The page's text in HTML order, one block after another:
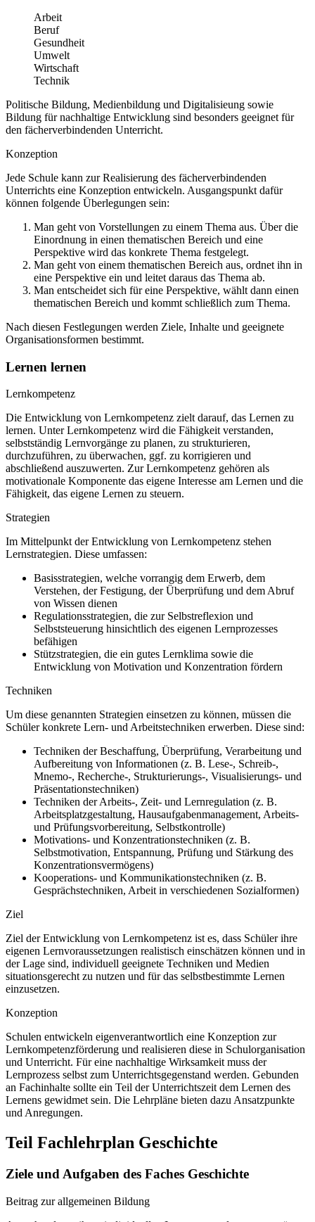
Arbeit
Beruf
Gesundheit
Umwelt
Wirtschaft
Technik
Politische Bildung, Medienbildung und Digitalisieung sowie
Bildung für nachhaltige Entwicklung sind besonders geeignet für
den fächerverbindenden Unterricht.
Konzeption
Jede Schule kann zur Realisierung des fächerverbindenden
Unterrichts eine Konzeption entwickeln. Ausgangspunkt dafür
können folgende Überlegungen sein:
Man geht von Vorstellungen zu einem Thema aus. Über die
Einordnung in einen thematischen Bereich und eine
Perspektive wird das konkrete Thema festgelegt.
Man geht von einem thematischen Bereich aus, ordnet ihn in
eine Perspektive ein und leitet daraus das Thema ab.
Man entscheidet sich für eine Perspektive, wählt dann einen
thematischen Bereich und kommt schließlich zum Thema.
Nach diesen Festlegungen werden Ziele, Inhalte und geeignete
Organisationsformen bestimmt.
Lernen lernen
Lernkompetenz
Die Entwicklung von Lernkompetenz zielt darauf, das Lernen zu
lernen. Unter Lernkompetenz wird die Fähigkeit verstanden,
selbstständig Lernvorgänge zu planen, zu strukturieren,
durchzuführen, zu überwachen, ggf. zu korrigieren und
abschließend auszuwerten. Zur Lernkompetenz gehören als
motivationale Komponente das eigene Interesse am Lernen und die
Fähigkeit, das eigene Lernen zu steuern.
Strategien
Im Mittelpunkt der Entwicklung von Lernkompetenz stehen
Lernstrategien. Diese umfassen:
Basisstrategien, welche vorrangig dem Erwerb, dem
Verstehen, der Festigung, der Überprüfung und dem Abruf
von Wissen dienen
Regulationsstrategien, die zur Selbstreflexion und
Selbststeuerung hinsichtlich des eigenen Lernprozesses
befähigen
Stützstrategien, die ein gutes Lernklima sowie die
Entwicklung von Motivation und Konzentration fördern
Techniken
Um diese genannten Strategien einsetzen zu können, müssen die
Schüler konkrete Lern- und Arbeitstechniken erwerben. Diese sind:
Techniken der Beschaffung, Überprüfung, Verarbeitung und
Aufbereitung von Informationen (z. B. Lese-, Schreib-,
Mnemo-, Recherche-, Strukturierungs-, Visualisierungs- und
Präsentationstechniken)
Techniken der Arbeits-, Zeit- und Lernregulation (z. B.
Arbeitsplatzgestaltung, Hausaufgabenmanagement, Arbeits-
und Prüfungsvorbereitung, Selbstkontrolle)
Motivations- und Konzentrationstechniken (z. B.
Selbstmotivation, Entspannung, Prüfung und Stärkung des
Konzentrationsvermögens)
Kooperations- und Kommunikationstechniken (z. B.
Gesprächstechniken, Arbeit in verschiedenen Sozialformen)
Ziel
Ziel der Entwicklung von Lernkompetenz ist es, dass Schüler ihre
eigenen Lernvoraussetzungen realistisch einschätzen können und in
der Lage sind, individuell geeignete Techniken und Medien
situationsgerecht zu nutzen und für das selbstbestimmte Lernen
einzusetzen.
Konzeption
Schulen entwickeln eigenverantwortlich eine Konzeption zur
Lernkompetenzförderung und realisieren diese in Schulorganisation
und Unterricht. Für eine nachhaltige Wirksamkeit muss der
Lernprozess selbst zum Unterrichtsgegenstand werden. Gebunden
an Fachinhalte sollte ein Teil der Unterrichtszeit dem Lernen des
Lernens gewidmet sein. Die Lehrpläne bieten dazu Ansatzpunkte
und Anregungen.
Teil Fachlehrplan Geschichte
Ziele und Aufgaben des Faches Geschichte
Beitrag zur allgemeinen Bildung